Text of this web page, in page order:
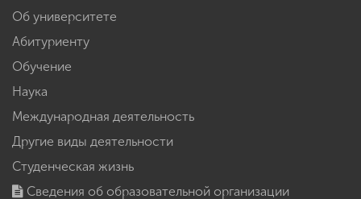
Об университете
Абитуриенту
Обучение
Наука
Международная деятельность
Другие виды деятельности
Студенческая жизнь
Сведения об образовательной организации